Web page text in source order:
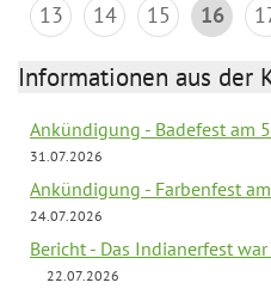
13
14 15 16
Informationen aus der
Ankündigung - Badefest am
31.07.2026
Ankündigung - Farbenfest
24.07.2026
Bericht - Das Indianerfest
22.07.2026